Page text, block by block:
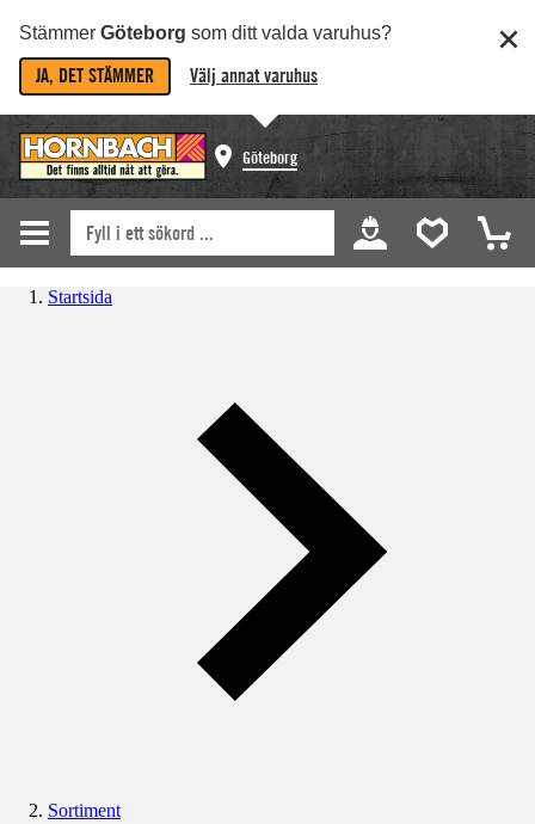
Stämmer Göteborg som ditt valda varuhus?
JA, DET STÄMMER Välj annat varuhus
Göteborg
Startsida
Sortiment